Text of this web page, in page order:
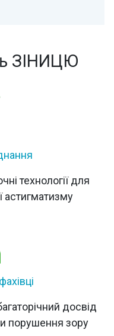
ЗІНИЦЮ
технології для
астигматизму
досвід
порушення зору